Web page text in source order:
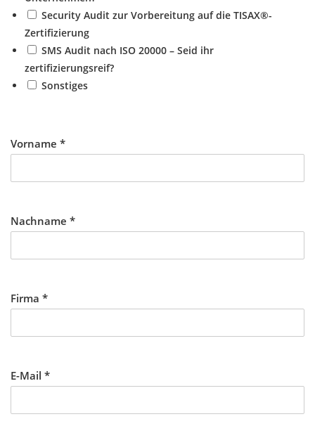
Security Audit zur Vorbereitung auf die TISAX®-
Zertifizierung
SMS Audit nach ISO 20000 – Seid ihr
zertifizierungsreif?
Sonstiges
Vorname *
Nachname *
Firma *
E-Mail *